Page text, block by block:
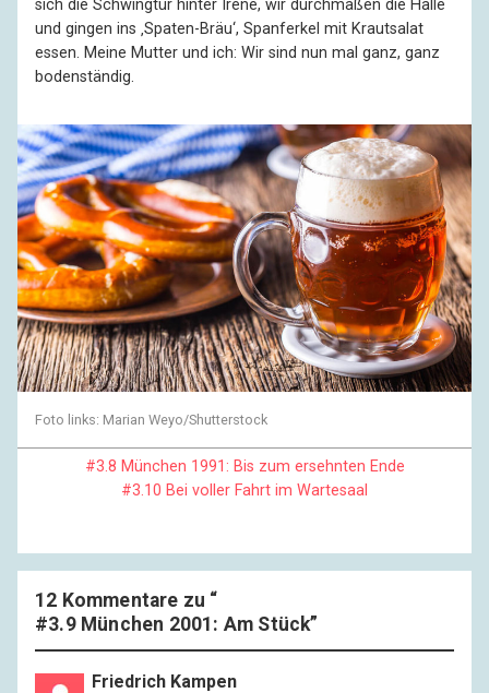
sich die Schwingtür hinter Irene, wir durchmaßen die Halle
und gingen ins ‚Spaten-Bräu‘, Spanferkel mit Krautsalat
essen. Meine Mutter und ich: Wir sind nun mal ganz, ganz
bodenständig.
Foto links: Marian Weyo/Shutterstock
#3.8 München 1991: Bis zum ersehnten Ende
#3.10 Bei voller Fahrt im Wartesaal
12 Kommentare zu “
#3.9 München 2001: Am Stück”
Friedrich Kampen